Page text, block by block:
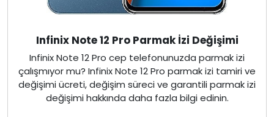
Infinix Note 12 Pro Parmak İzi Değişimi
Infinix Note 12 Pro cep telefonunuzda parmak izi
çalışmıyor mu? Infinix Note 12 Pro parmak izi tamiri ve
değişimi ücreti, değişim süreci ve garantili parmak izi
değişimi hakkında daha fazla bilgi edinin.